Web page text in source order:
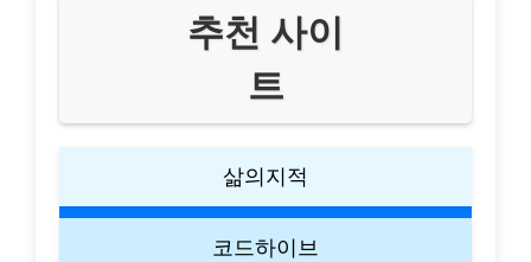
추천 사이
트
삶의지적
코드하이브